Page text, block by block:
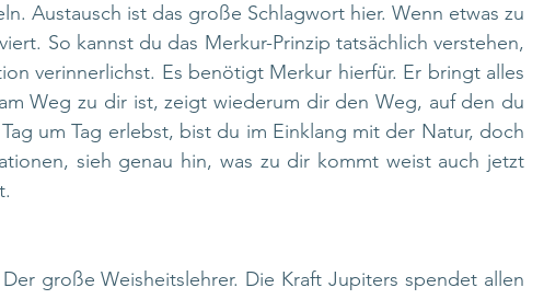
Austausch ist das große Schlagwort hier. Wenn etwas zu
So kannst du das Merkur-Prinzip tatsächlich verstehen,
verinnerlichst. Es benötigt Merkur hierfür. Er bringt alles
Weg zu dir ist, zeigt wiederum dir den Weg, auf den du
um Tag erlebst, bist du im Einklang mit der Natur, doch
sieh genau hin, was zu dir kommt weist auch jetzt
große Weisheitslehrer. Die Kraft Jupiters spendet allen